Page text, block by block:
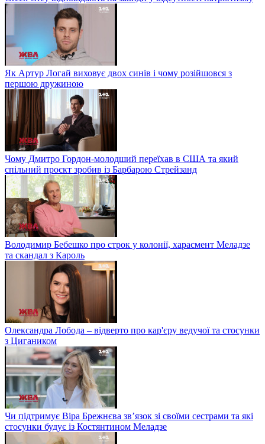
Як Артур Логай виховує двох синів і чому розійшовся з
першою дружиною
Чому Дмитро Гордон-молодший переїхав в США та який
спільний проєкт зробив із Барбарою Стрейзанд
Володимир Бебешко про строк у колонії, харасмент Меладзе
та скандал з Кароль
Олександра Лобода – відверто про кар'єру ведучої та стосунки
з Цигаником
Чи підтримує Віра Брежнєва зв’язок зі своїми сестрами та які
стосунки будує із Костянтином Меладзе